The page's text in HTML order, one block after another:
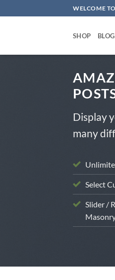
to
WELCOME
SHOP BLOG
Display
many
Select
Slider /
아이돌 컴백 일정 총